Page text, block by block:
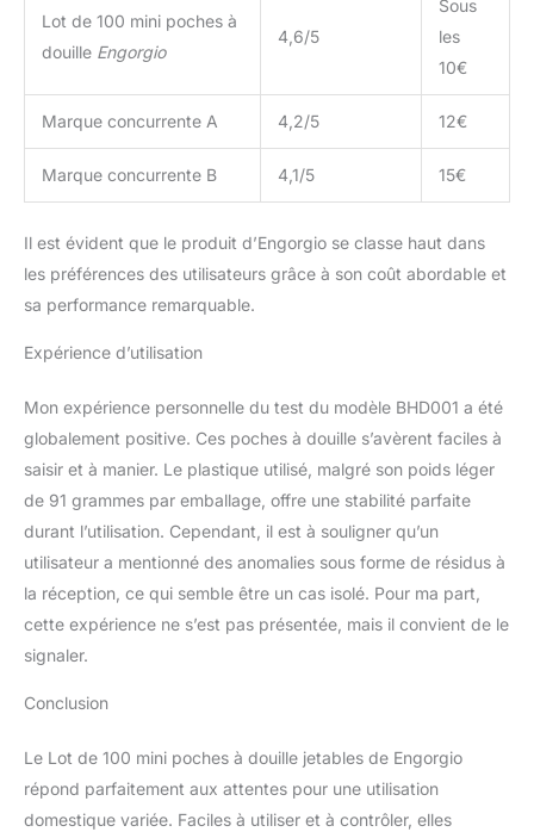
Lot de 100 mini poches à
douille Engorgio
4,6/5
Sous
les
10€
Marque concurrente A 4,2/5 12€
Marque concurrente B 4,1/5 15€
Il est évident que le produit d’Engorgio se classe haut dans
les préférences des utilisateurs grâce à son coût abordable et
sa performance remarquable.
Expérience d’utilisation
Mon expérience personnelle du test du modèle BHD001 a été
globalement positive. Ces poches à douille s’avèrent faciles à
saisir et à manier. Le plastique utilisé, malgré son poids léger
de 91 grammes par emballage, offre une stabilité parfaite
durant l’utilisation. Cependant, il est à souligner qu’un
utilisateur a mentionné des anomalies sous forme de résidus à
la réception, ce qui semble être un cas isolé. Pour ma part,
cette expérience ne s’est pas présentée, mais il convient de le
signaler.
Conclusion
Le Lot de 100 mini poches à douille jetables de Engorgio
répond parfaitement aux attentes pour une utilisation
domestique variée. Faciles à utiliser et à contrôler, elles